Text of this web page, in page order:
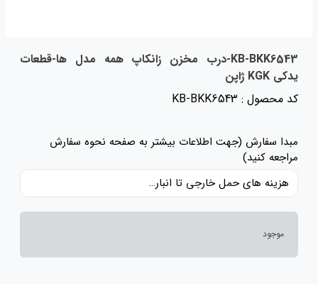
KB-BKK6543-درب مخزن زانکاپ همه مدل ها-قطعات
یدکی KGK ژاپن
کد محصول : KB-BKK6543
مبدا سفارش (جهت اطلاعات بیشتر به صفحه نحوه سفارش
مراجعه کنید)
هزینه های حمل خارجی تا انبار ایران، حقوق گمرکی و عوارض و مالیات و سایر هزینه های کالا به قیمت ریالی کالا اضافه شده است و حمل داخلی رایگان می باشد.
موجود